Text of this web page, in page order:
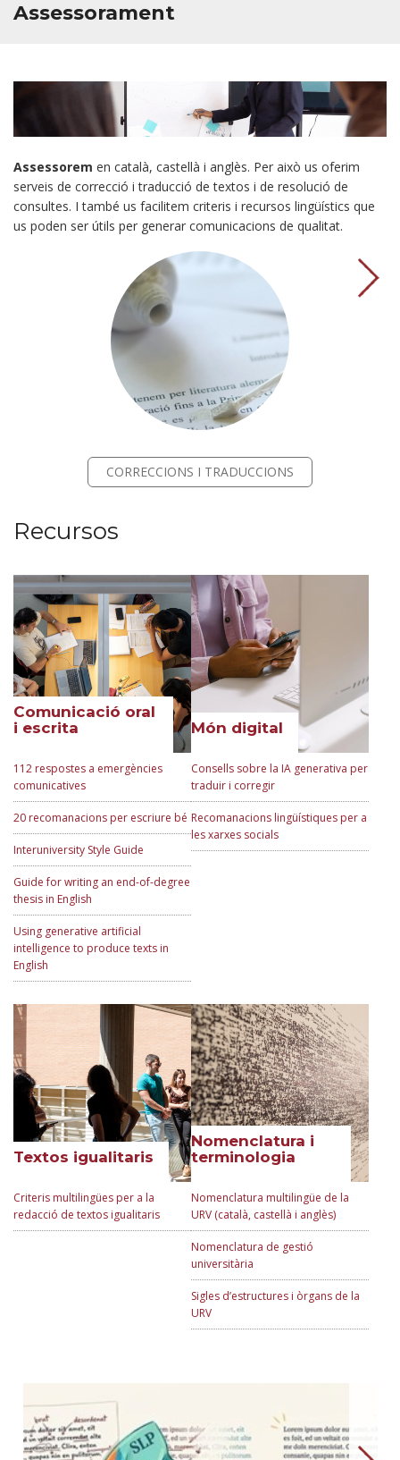
Assessorament
Assessorem en català, castellà i anglès. Per això us oferim
serveis de correcció i traducció de textos i de resolució de
consultes. I també us facilitem criteris i recursos lingüístics que
us poden ser útils per generar comunicacions de qualitat.
CORRECCIONS I TRADUCCIONS
→
Recursos
Comunicació oral
i escrita
112 respostes a emergències
comunicatives
20 recomanacions per escriure bé
Interuniversity Style Guide
Guide for writing an end-of-degree
thesis in English
Using generative artificial
intelligence to produce texts in
English
Món digital
Consells sobre la IA generativa per
traduir i corregir
Recomanacions lingüístiques per a
les xarxes socials
Textos igualitaris
Criteris multilingües per a la
redacció de textos igualitaris
Nomenclatura i
terminologia
Nomenclatura multilingüe de la
URV (català, castellà i anglès)
Nomenclatura de gestió
universitària
Sigles d’estructures i òrgans de la
URV